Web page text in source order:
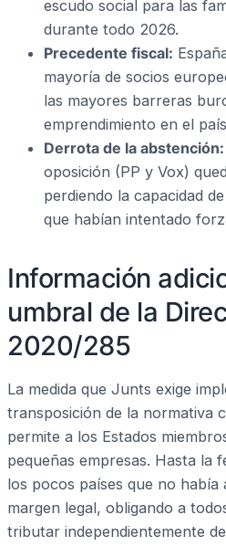
escudo social para las
durante todo 2026.
Precedente fiscal:
mayoría de socios
las mayores barreras
emprendimiento en el
Derrota de la abstención:
oposición (PP y Vox)
perdiendo la capacidad
que habían intentado
Información
umbral de la
2020/285
La medida que Junts exige
transposición de la normativa
permite a los Estados
pequeñas empresas. Hasta la
los pocos países que no había
margen legal, obligando a
tributar independientemente